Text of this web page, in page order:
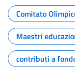
Comitato
Maestri
contributi a